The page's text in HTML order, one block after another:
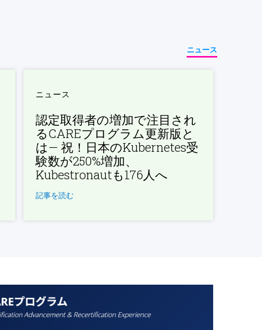
ニュース
ニュース
認定取得者の増加で注目され
るCAREプログラム更新版と
は— 祝！日本のKubernetes受
験数が250%増加、
Kubestronautも176人へ
記事を読む